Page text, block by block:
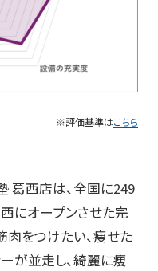
※評価基準はこちら
葛西店は、全国に249
にオープンさせた完
肉をつけたい、痩せた
が並走し、綺麗に痩